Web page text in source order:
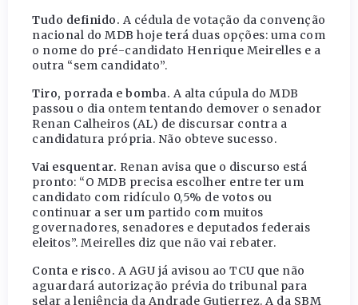
Tudo definido. A cédula de votação da convenção
nacional do MDB hoje terá duas opções: uma com
o nome do pré-candidato Henrique Meirelles e a
outra “sem candidato”.
Tiro, porrada e bomba. A alta cúpula do MDB
passou o dia ontem tentando demover o senador
Renan Calheiros (AL) de discursar contra a
candidatura própria. Não obteve sucesso.
Vai esquentar. Renan avisa que o discurso está
pronto: “O MDB precisa escolher entre ter um
candidato com ridículo 0,5% de votos ou
continuar a ser um partido com muitos
governadores, senadores e deputados federais
eleitos”. Meirelles diz que não vai rebater.
Conta e risco. A AGU já avisou ao TCU que não
aguardará autorização prévia do tribunal para
selar a leniência da Andrade Gutierrez. A da SBM